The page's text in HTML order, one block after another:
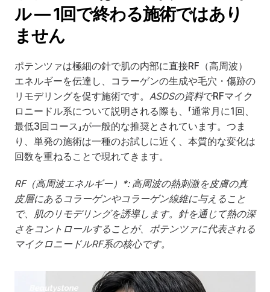
ル — 1回で終わる施術ではあり
ません
ポテンツァは極細の針で肌の内部に直接RF（高周波）
エネルギーを伝達し、コラーゲンの生成や毛穴・傷跡の
リモデリングを促す施術です。 ASDSの資料でRFマイク
ロニードル系について説明される際も、「通常月に1回、
最低3回コース」が一般的な推奨とされています。つま
り、単発の施術は一種のお試しに近く、本質的な変化は
回数を重ねることで現れてきます。
RF（高周波エネルギー）*: 高周波の熱刺激を皮膚の真
皮層にあるコラーゲンやコラーゲン線維に与えること
で、肌のリモデリングを誘導します。針を通じて熱の深
さをコントロールすることが、ポテンツァに代表される
マイクロニードルRF系の核心です。